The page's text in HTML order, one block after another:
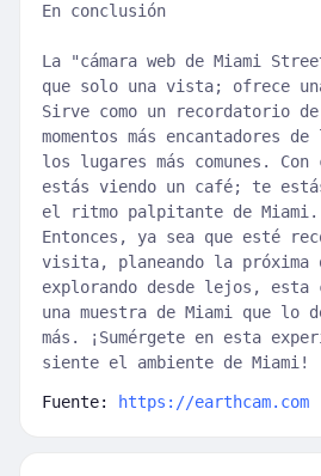
En conclusión
La "cámara web de Miami
que solo una vista; ofrece
Sirve como un recordatorio
momentos más encantadores
los lugares más comunes.
estás viendo un café; te
el ritmo palpitante de Miami.
Entonces, ya sea que esté
visita, planeando la próxima
explorando desde lejos, esta
una muestra de Miami que lo
más. ¡Sumérgete en esta
siente el ambiente de Miami!
Fuente: https://earthcam.com